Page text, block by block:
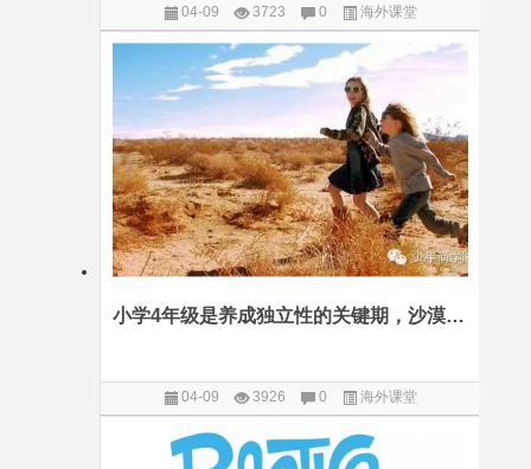
04-09 3723 0 海外课堂
小学4年级是养成独立性的关键期，沙漠露营让女儿学会做自己
04-09 3926 0 海外课堂